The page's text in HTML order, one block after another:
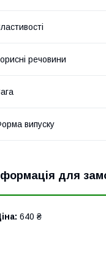
речовини
випуску
для
640 ₴